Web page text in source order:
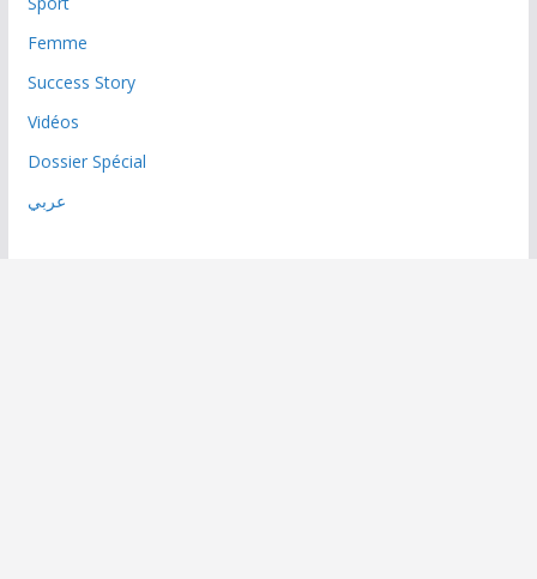
Femme
Success Story
Vidéos
Dossier Spécial
عربي